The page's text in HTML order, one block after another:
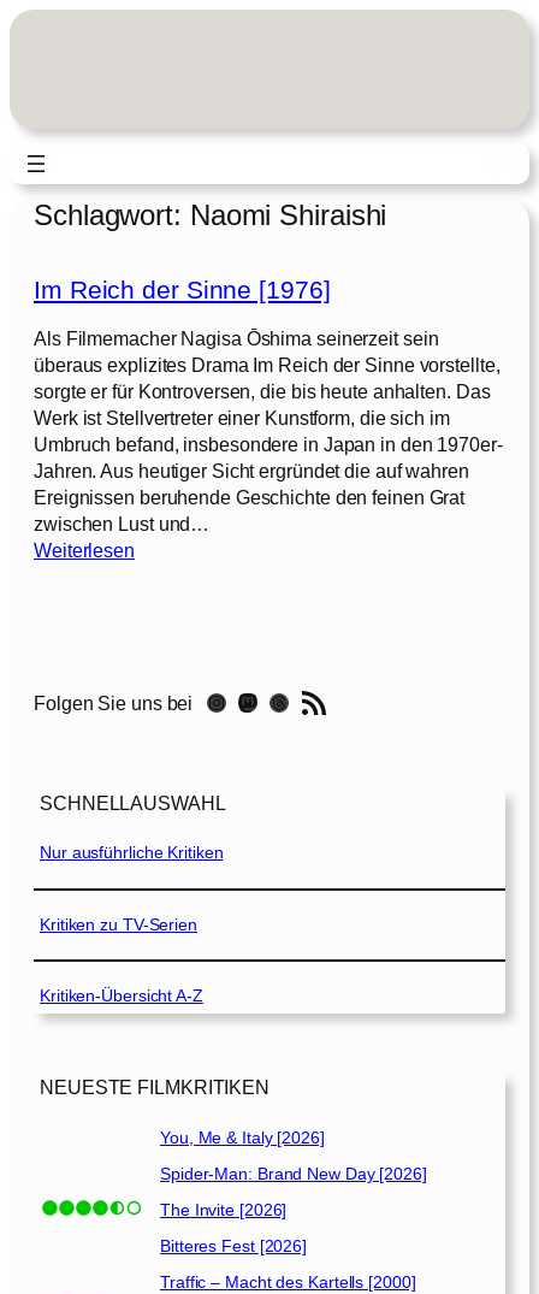
Zum
Schlagwort: Naomi Shiraishi
Im Reich der Sinne [1976]
Als Filmemacher Nagisa Ōshima seinerzeit sein
überaus explizites Drama Im Reich der Sinne vorstellte,
sorgte er für Kontroversen, die bis heute anhalten. Das
Werk ist Stellvertreter einer Kunstform, die sich im
Umbruch befand, insbesondere in Japan in den 1970er-
Jahren. Aus heutiger Sicht ergründet die auf wahren
Ereignissen beruhende Geschichte den feinen Grat
zwischen Lust und…
Weiterlesen:
c
r
i
n
n
1
9
6
Folgen Sie uns bei Instagram Mastodon Threads RSS-Feed
SCHNELLAUSWAHL
Nur ausführliche Kritiken
Kritiken zu TV-Serien
Kritiken-Übersicht A-Z
NEUESTE FILMKRITIKEN
You, Me & Italy [2026]
Spider-Man: Brand New Day [2026]
The Invite [2026]
Bitteres Fest [2026]
Traffic – Macht des Kartells [2000]